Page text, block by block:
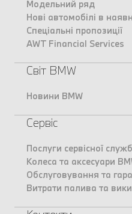
Модельний ряд
Нові автомобілі в
Спеціальні пропозиції
AWT Financial Services
Світ BMW
Новини BMW
Сервіс
Послуги сервісної
Колеса та аксесуари
Обслуговування та
Витрати палива та